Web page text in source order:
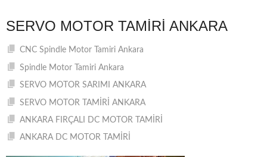
SERVO MOTOR TAMIRI ANKARA
CNC Spindle Motor Tamiri Ankara
Spindle Motor Tamiri Ankara
SERVO MOTOR SARIMI ANKARA
SERVO MOTOR TAMİRİ ANKARA
ANKARA FIRÇALI DC MOTOR TAMİRİ
ANKARA DC MOTOR TAMİRİ